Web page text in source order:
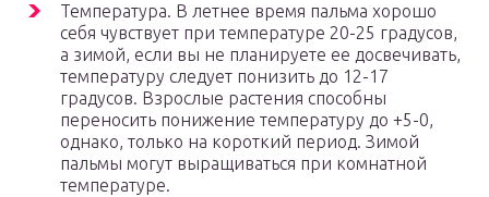
Температура. В летнее время пальма хорошо
себя чувствует при температуре 20-25 градусов,
а зимой, если вы не планируете ее досвечивать,
температуру следует понизить до 12-17
градусов. Взрослые растения способны
переносить понижение температуру до +5-0,
однако, только на короткий период. Зимой
пальмы могут выращиваться при комнатной
температуре.